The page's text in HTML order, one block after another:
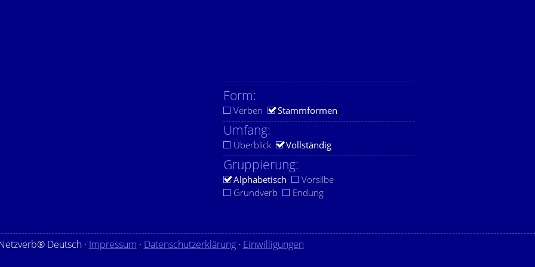
Form:
Verben Stammformen
Umfang:
Überblick Vollständig
Gruppierung:
Alphabetisch
Vorsilbe
Grundverb
Endung
Deutsch · Impressum · Datenschutzerklärung· Einwilligungen